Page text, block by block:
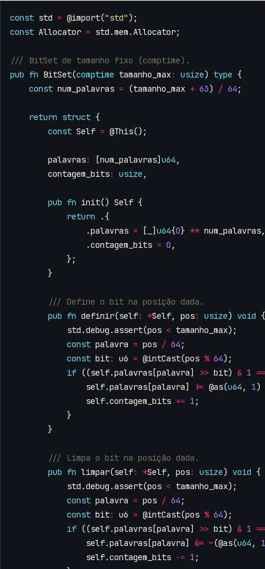
const std = @import("std");
const Allocator = std .mem .Allocator;
pub fn BitSet(comptime tamanho_max: usize) type {
const num_palavras = (tamanho_max + 63) / 64 ;
return struct {
const Self = @This();
palavras: [num_palavras] u64 ,
contagem_bits: usize ,
pub fn init() Self {
return
.{
.palavras = [ ] u64{0} ** num_palavras,
.contagem_bits = 0 ,
};
}
pub fn definir(self: *Self, pos: usize) void {
std .debug .assert(pos < tamanho_max);
const palavra = pos / 64 ;
const bit: u6 = @intCast(pos % 64);
if ((self.palavras [palavra] >> bit) & 1 ==
self.palavras [palavra] |= @as(u64 , 1)
self.contagem_bits += 1 ;
}
}
pub fn limpar(self: *Self, pos: usize) void {
std .debug .assert(pos < tamanho_max);
const palavra = pos / 64 ;
const bit: u6 = @intCast(pos % 64);
if ((self.palavras [palavra] >> bit) & 1 ==
self.palavras [palavra] &= ~(@as(u64 ,
1
self.contagem_bits -= 1 ;